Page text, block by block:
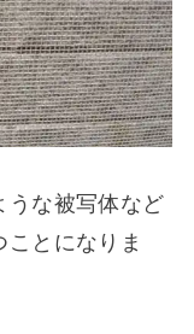
うな被写体など
とになりま